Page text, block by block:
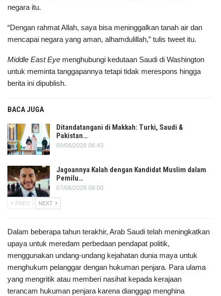
negara itu.
“Dengan rahmat Allah, saya bisa meninggalkan tanah air dan
mencapai negara yang aman, alhamdulillah,” tulis tweet itu.
Middle East Eye menghubungi kedutaan Saudi di Washington
untuk meminta tanggapannya tetapi tidak merespons hingga
berita ini dipublish.
BACA JUGA
Ditandatangani di Makkah: Turki, Saudi &
Pakistan…
09/08/2026 06:43
Jagoannya Kalah dengan Kandidat Muslim dalam
Pemilu…
07/08/2026 08:00
PREV NEXT
Dalam beberapa tahun terakhir, Arab Saudi telah meningkatkan
upaya untuk meredam perbedaan pendapat politik,
menggunakan undang-undang kejahatan dunia maya untuk
menghukum pelanggar dengan hukuman penjara. Para ulama
yang mengritik atau memberi nasihat kepada kerajaan
terancam hukuman penjara karena dianggap menghina